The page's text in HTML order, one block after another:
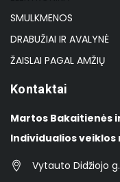
SMULKMENOS
DRABUŽIAI IR AVALYNĖ
ŽAISLAI PAGAL AMŽIŲ
Kontaktai
Martos Bakaitienės
Individualios veiklos
Vytauto Didžiojo